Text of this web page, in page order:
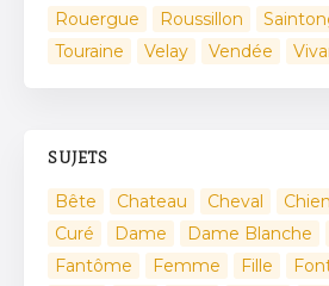
Rouergue
Roussillon
Touraine
Velay Vendée
SUJETS
Bête Chateau Cheval Chien
Curé
Dame Dame Blanche
Fantôme
Femme Fille